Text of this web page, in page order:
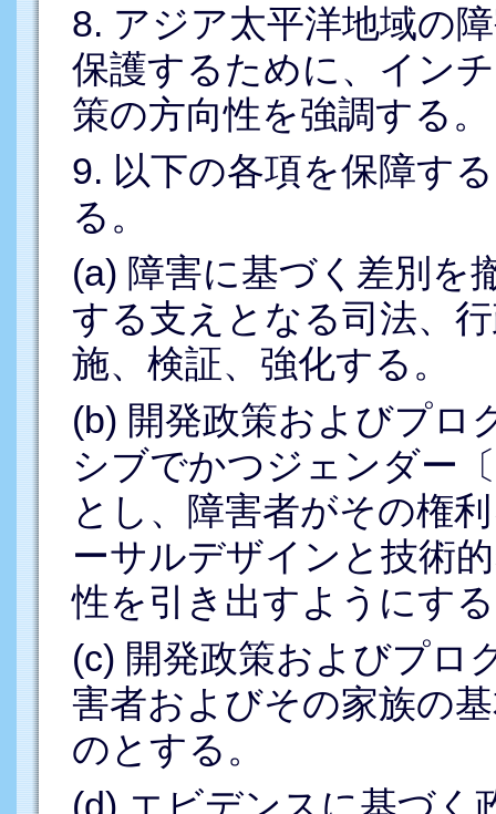
8. アジア太平洋地域の
保護するために、イン
策の方向性を強調する。
9. 以下の各項を保障す
る。
(a) 障害に基づく差別を
する支えとなる司法、
施、検証、強化する。
(b) 開発政策およびプロ
シブでかつジェンダー
とし、障害者がその権
ーサルデザインと技術
性を引き出すようにす
(c) 開発政策およびプロ
害者およびその家族の
のとする。
(d) エビデンスに基づく